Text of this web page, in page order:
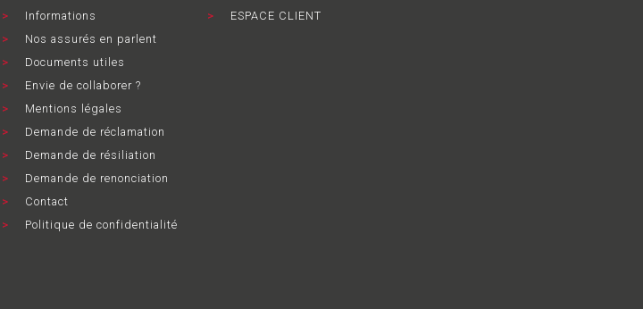
Informations
Nos assurés en parlent
Documents utiles
Envie de collaborer ?
Mentions légales
Demande de réclamation
Demande de résiliation
Demande de renonciation
Contact
Politique de confidentialité
ESPACE CLIENT